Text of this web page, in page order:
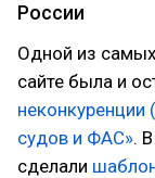
России
Одной из
сайте была и
неконкуренции
судов и ФАС».
сделали